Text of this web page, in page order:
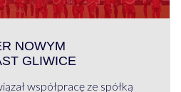
NOWYM
GLIWICE
współpracę ze spółką